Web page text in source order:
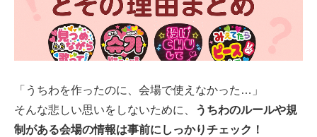
「うちわを作ったのに、会場で使えなかった…」
そんな悲しい思いをしないために、
うちわのルールや規
制がある会場の情報は事前にしっかりチェック！